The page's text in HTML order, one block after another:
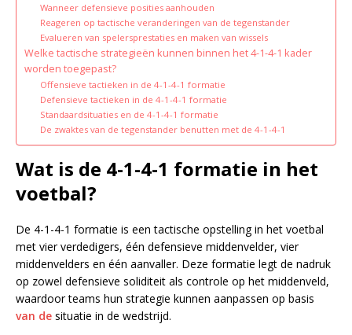
Wanneer defensieve posities aanhouden
Reageren op tactische veranderingen van de tegenstander
Evalueren van spelersprestaties en maken van wissels
Welke tactische strategieën kunnen binnen het 4-1-4-1 kader
worden toegepast?
Offensieve tactieken in de 4-1-4-1 formatie
Defensieve tactieken in de 4-1-4-1 formatie
Standaardsituaties en de 4-1-4-1 formatie
De zwaktes van de tegenstander benutten met de 4-1-4-1
Wat is de 4-1-4-1 formatie in het
voetbal?
De 4-1-4-1 formatie is een tactische opstelling in het voetbal
met vier verdedigers, één defensieve middenvelder, vier
middenvelders en één aanvaller. Deze formatie legt de nadruk
op zowel defensieve soliditeit als controle op het middenveld,
waardoor teams hun strategie kunnen aanpassen op basis
van de situatie in de wedstrijd.